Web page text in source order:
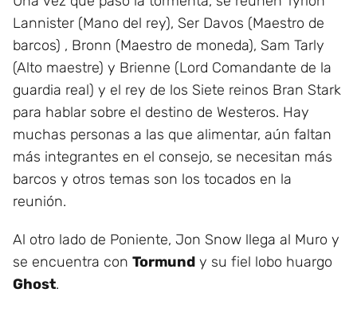
Lannister (Mano del rey), Ser Davos (Maestro de
barcos) , Bronn (Maestro de moneda), Sam Tarly
(Alto maestre) y Brienne (Lord Comandante de la
guardia real) y el rey de los Siete reinos Bran Stark
para hablar sobre el destino de Westeros. Hay
muchas personas a las que alimentar, aún faltan
más integrantes en el consejo, se necesitan más
barcos y otros temas son los tocados en la
reunión.
Al otro lado de Poniente, Jon Snow llega al Muro y
se encuentra con Tormund y su fiel lobo huargo
Ghost.